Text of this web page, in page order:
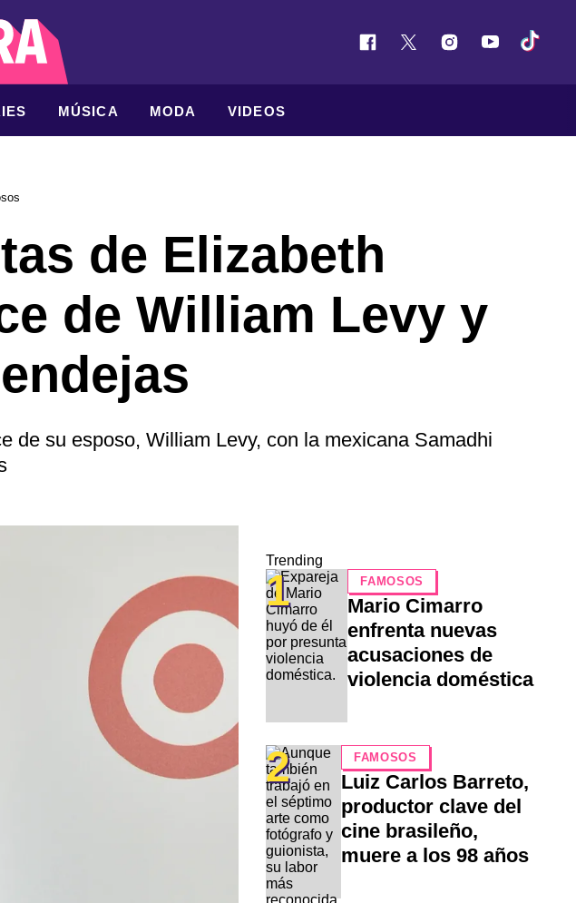
MÚSICA MODA VIDEOS
de Elizabeth
de William Levy y
de su esposo, William Levy, con la mexicana Samadhi
Trending
1 FAMOSOS
Mario Cimarro
enfrenta nuevas
acusaciones de
violencia doméstica
2 FAMOSOS
Luiz Carlos Barreto,
productor clave del
cine brasileño,
muere a los 98 años